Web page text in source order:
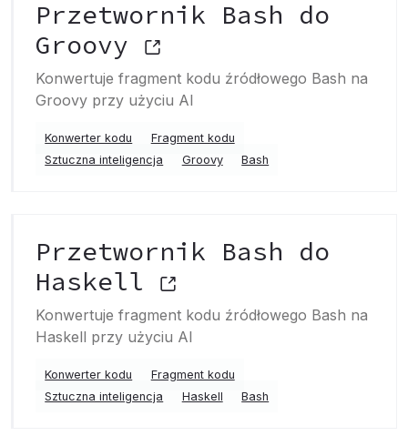
Przetwornik Bash do
Groovy
Konwertuje fragment kodu źródłowego Bash na
Groovy przy użyciu AI
Konwerter kodu
Fragment kodu
Sztuczna inteligencja
Groovy Bash
Przetwornik Bash do
Haskell
Konwertuje fragment kodu źródłowego Bash na
Haskell przy użyciu AI
Konwerter kodu
Fragment kodu
Sztuczna inteligencja
Haskell Bash